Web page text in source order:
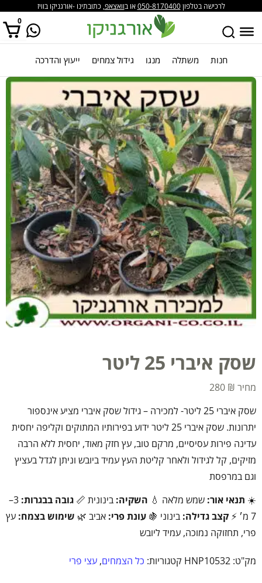
לרכישה בטלפון050-8170400או בוואצאפ, כתובתינו -אורגניקו בוויז
0
אין מוצרים בסל הקניות. חנות משתלה מנגו גידול צמחים ייעוץ והדרכה
שסק איברי 25 ליטר
280 ₪
שסק איברי 25 ליטר- למכירה – גידול שסק איברי מציע אינספור
יתרונות. שסק איברי 25 ליטר ידוע בפירותיו המתוקים וקליפה יחסית
עדינה פירות עסיסיים, מרקם טוב, עץ חזק מאוד, יחסית ללא הרבה
מזיקים, קל לגידול ולאחר קליטת העץ עמיד ביובש וניתן לגדל בעציץ
וגם במרפסת
☀️ תנאי אור: שמש מלאה 💧 השקיה: בינונית 📏 גובה בבגרות:
3–
7 מ׳ ⚡
קצב גדילה: בינוני 🍇 עונת פרי: אביב 🌿 שימוש בצמח: עץ
פרי, תחזוקה נמוכה, עמיד ליובש
מק"ט: HNP10532 קטגוריות: כל הצמחים, עצי פרי